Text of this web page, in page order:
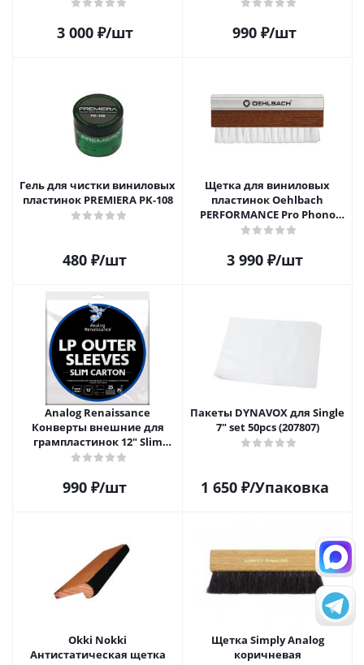
3 000₽/шт 990 ₽/шт
Гель для чистки виниловых
пластинок PREMIERA PK-108
480 ₽/шт
Щетка для виниловых
пластинок Oehlbach
PERFORMANCE Pro Phono
Brush, Record Brush,
3 990₽/шт
Analog Renaissance
Конверты внешние для
грампластинок 12" Slim
Carton (25 шт)
990 ₽/шт
Пакеты DYNAVOX для Single
7" set 50pcs (207807)
1 650₽/Упаковка
Okki Nokki
Антистатическая щетка
Щетка Simply Analog
коричневая